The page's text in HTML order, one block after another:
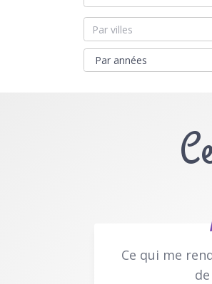
Ce qui me